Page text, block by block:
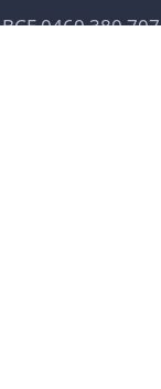
BCE 0460.380.707